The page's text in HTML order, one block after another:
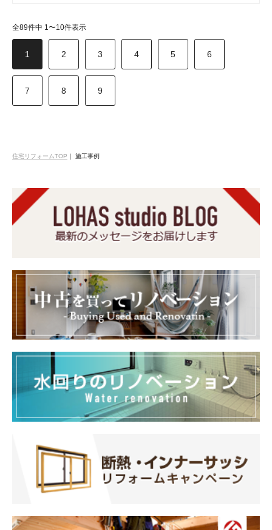
全89件中 1〜10件表示
1 2 3 4 5 6
7 8 9
住宅リフォームTOP ｜ 施工事例